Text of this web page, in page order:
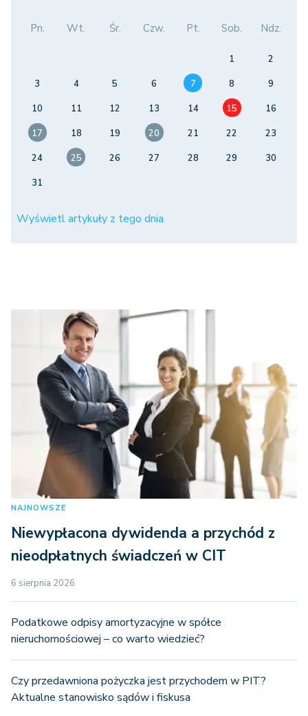
Pn. Wt. Śr. Czw. Pt. Sob. Ndz.
1
2
3
4 5 6 7 8
9
10
11 12 13 14 15
16
17
18 19 20 21 22
23
24
25 26 27 28 29
30
31
Wyświetl artykuły z tego dnia
NAJNOWSZE
Niewypłacona dywidenda a przychód z
nieodpłatnych świadczeń w CIT
6 sierpnia 2026
Podatkowe odpisy amortyzacyjne w spółce
nieruchomościowej – co warto wiedzieć?
Czy przedawniona pożyczka jest przychodem w PIT?
Aktualne stanowisko sądów i fiskusa